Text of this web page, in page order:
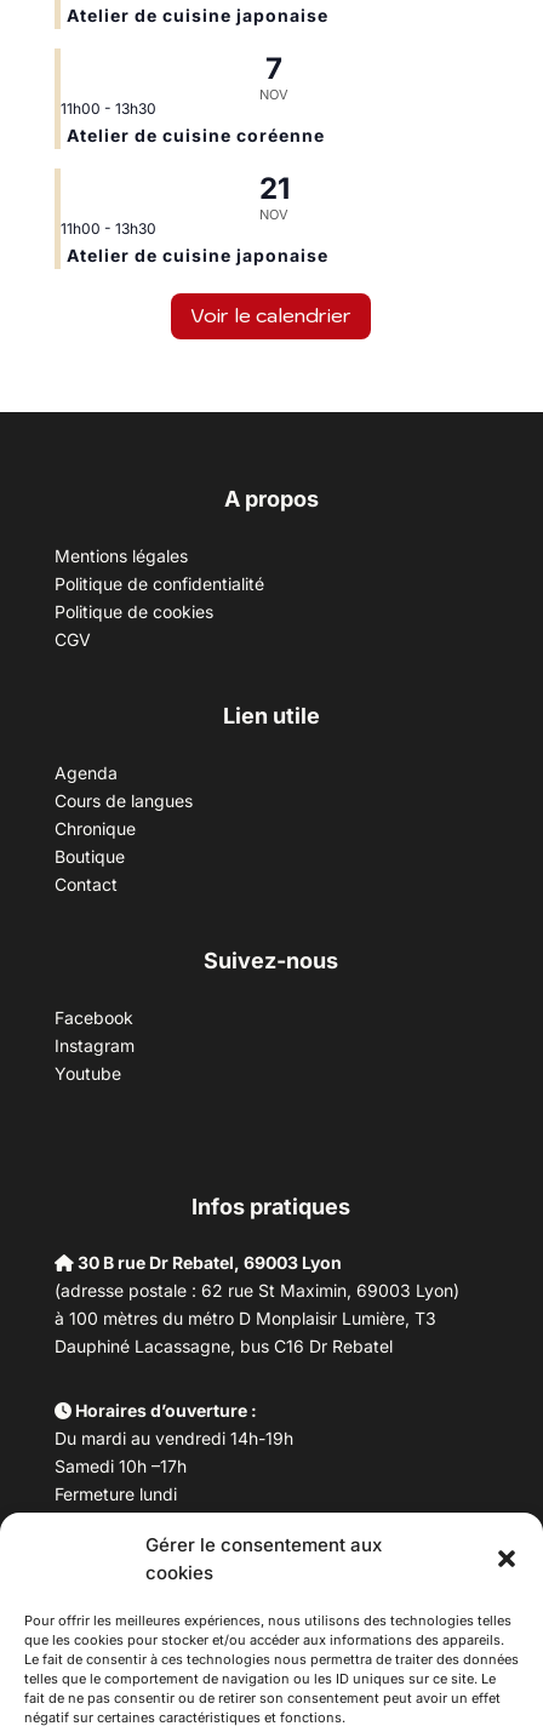
Gérer le consentement aux
cookies
Pour offrir les meilleures expériences, nous utilisons des technologies telles
que les cookies pour stocker et/ou accéder aux informations des appareils.
Le fait de consentir à ces technologies nous permettra de traiter des données
telles que le comportement de navigation ou les ID uniques sur ce site. Le
fait de ne pas consentir ou de retirer son consentement peut avoir un effet
négatif sur certaines caractéristiques et fonctions.
Atelier de cuisine japonaise
7
NOV
11h00 - 13h30
Atelier de cuisine coréenne
21
NOV
11h00 - 13h30
Atelier de cuisine japonaise
Voir le calendrier
A propos
Mentions légales
Politique de confidentialité
Politique de cookies
CGV
Lien utile
Agenda
Cours de langues
Chronique
Boutique
Contact
Suivez-nous
Facebook
Instagram
Youtube
Infos pratiques
30 B rue Dr Rebatel, 69003 Lyon
(adresse postale : 62 rue St Maximin, 69003 Lyon)
à 100 mètres du métro D Monplaisir Lumière, T3
Dauphiné Lacassagne, bus C16 Dr Rebatel
Horaires d’ouverture :
Du mardi au vendredi 14h-19h
Samedi 10h –17h
Fermeture lundi
Téléphone : 04 78 53 06 40
maisondesculturesasiatiques@asiexpo.com